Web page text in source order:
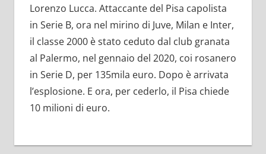
Lorenzo Lucca. Attaccante del Pisa capolista
in Serie B, ora nel mirino di Juve, Milan e Inter,
il classe 2000 è stato ceduto dal club granata
al Palermo, nel gennaio del 2020, coi rosanero
in Serie D, per 135mila euro. Dopo è arrivata
l’esplosione. E ora, per cederlo, il Pisa chiede
10 milioni di euro.